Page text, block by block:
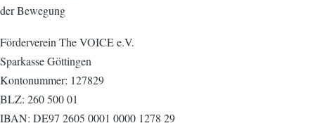
der Bewegung
Förderverein The VOICE e.V.
Sparkasse Göttingen
Kontonummer: 127829
BLZ: 260 500 01
IBAN: DE97 2605 0001 0000 1278 29